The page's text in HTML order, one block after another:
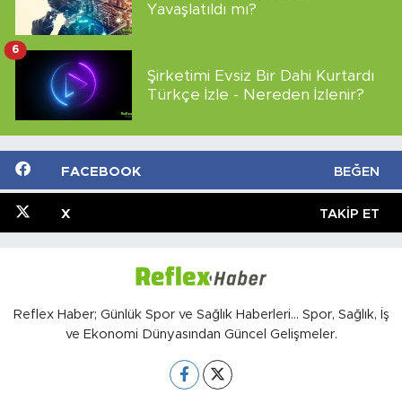
Yavaşlatıldı mı?
Şirketimi Evsiz Bir Dahi Kurtardı
Türkçe İzle - Nereden İzlenir?
6
FACEBOOK BEĞEN
X TAKIP ET
Reflex Haber; Günlük Spor ve Sağlık Haberleri... Spor, Sağlık, İş
ve Ekonomi Dünyasından Güncel Gelişmeler.